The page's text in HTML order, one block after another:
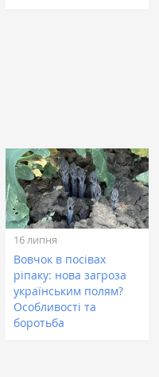
16 липня
Вовчок в посівах
ріпаку: нова загроза
українським полям?
Особливості та
боротьба